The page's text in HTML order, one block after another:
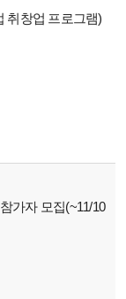
취창업 프로그램)
가자 모집(~11/10